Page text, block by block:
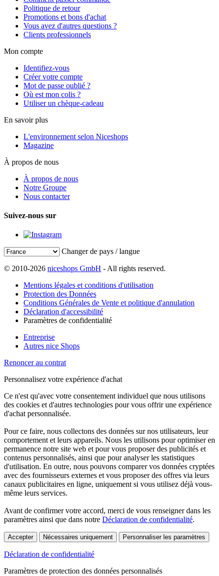
Politique de retour
Promotions et bons d'achat
Vous avez d'autres questions ?
Clients professionnels
Mon compte
Identifiez-vous
Créer votre compte
Mot de passe oublié ?
Où est mon colis ?
Utiliser un chèque-cadeau
En savoir plus
L'environnement selon Niceshops
Magazine
À propos de nous
À propos de nous
Notre Groupe
Nous contacter
Suivez-nous sur
Changer de pays / langue
© 2010-2026 niceshops GmbH - All rights reserved.
Mentions légales et conditions d'utilisation
Protection des Données
Conditions Générales de Vente et politique d'annulation
Déclaration d'accessibilité
Paramètres de confidentialité
Entreprise
Autres nice Shops
Renoncer au contrat
Personnalisez votre expérience d'achat
Ce n'est qu'avec votre consentement individuel que nous utilisons
des cookies et d'autres technologies pour vous offrir une expérience
d'achat personnalisée.
Pour ce faire, nous collectons des données sur nos utilisateurs, leur
comportement et leurs appareils. Nous les utilisons pour optimiser en
permanence notre site web et pour vous proposer des publicités et
contenus personnalisés, ainsi que pour analyser les statistiques
d'utilisation. En outre, nous pouvons comparer vos données cryptées
avec des fournisseurs externes et vous proposer des offres via leurs
canaux publicitaires en ligne, uniquement si vous utilisez déjà vous-
même leurs services.
Avant de confirmer votre accord, merci de vous renseigner dans les
paramètres ainsi que dans notre Déclaration de confidentialité.
Accepter Nécessaires uniquement Personnaliser les paramètres
Déclaration de confidentialité
Paramètres de protection des données personnalisés